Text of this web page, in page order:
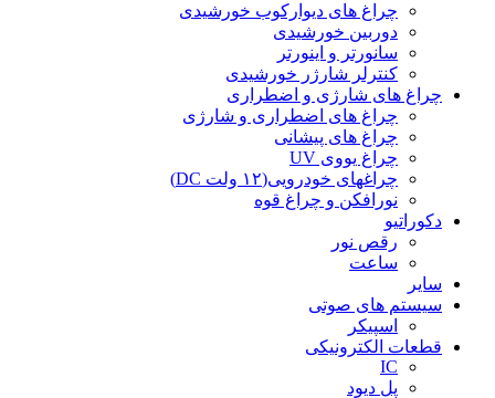
چراغ های دیوارکوب خورشیدی
دوربین خورشیدی
سانورتر و اینورتر
کنترلر شارژر خورشیدی
چراغ های شارژی و اضطراری
چراغ های اضطراری و شارژی
چراغ های پیشانی
چراغ یووی UV
چراغهای خودرویی(۱۲ ولت DC)
نورافکن و چراغ قوه
دکوراتیو
رقص نور
ساعت
سایر
سیستم های صوتی
اسپیکر
قطعات الکترونیکی
IC
پل دیود